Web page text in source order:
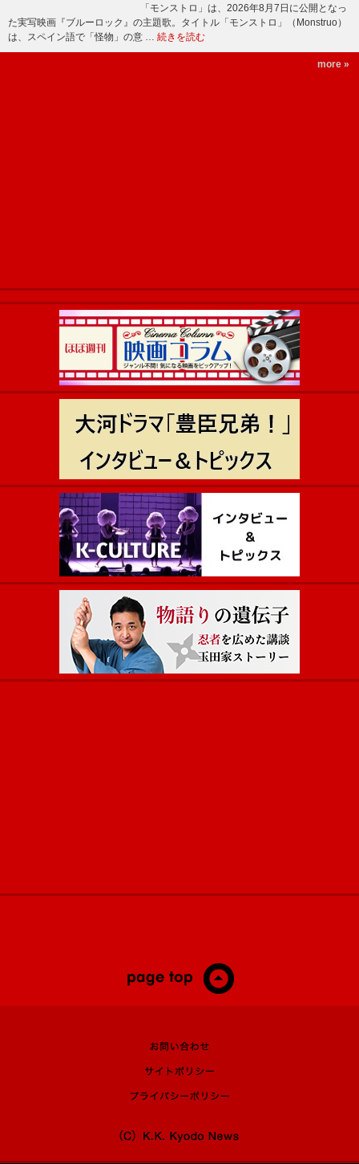
「モンストロ」は、2026年8月7日に公開となっ
た実写映画『ブルーロック』の主題歌。タイトル「モンストロ」（Monstruo）
は、スペイン語で「怪物」の意 … 続きを読む
more »